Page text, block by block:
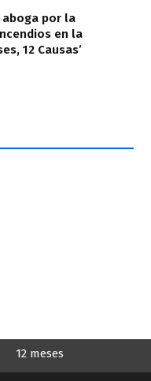
aboga por la
en la
12 Causas’
12 meses